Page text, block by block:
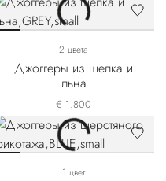
2 цвета
Джоггеры из шелка и
льна
€ 1.800
1 цвет